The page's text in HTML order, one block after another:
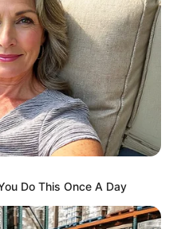
Do This Once A Day